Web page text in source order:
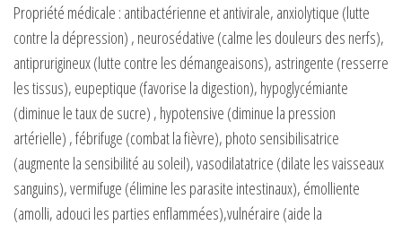
Propriété médicale : antibactérienne et antivirale, anxiolytique (lutte
contre la dépression) , neurosédative (calme les douleurs des nerfs),
antiprurigineux (lutte contre les démangeaisons), astringente (resserre
les tissus), eupeptique (favorise la digestion), hypoglycémiante
(diminue le taux de sucre) , hypotensive (diminue la pression
artérielle) , fébrifuge (combat la fièvre), photo sensibilisatrice
(augmente la sensibilité au soleil), vasodilatatrice (dilate les vaisseaux
sanguins), vermifuge (élimine les parasite intestinaux), émolliente
(amolli, adouci les parties enflammées),vulnéraire (aide la